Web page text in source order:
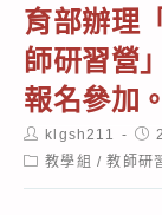
育部辦理
師研習營
報名參加。
Post
author:
klgsh211
Post教學組 / 教師研